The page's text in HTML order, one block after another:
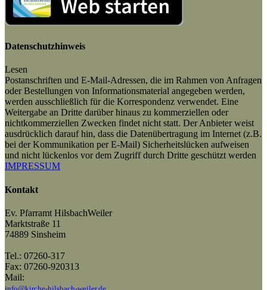
Datenschutzhinweis
Lesen
Postanschriften und E-Mail-Adressen, die im Rahmen von Anfragen
oder Bestellungen von Informationsmaterial angegeben werden,
werden ausschließlich für die Korrespondenz verwendet. Eine
Weitergabe an Dritte darüber hinaus zu kommerziellen oder
nichtkommerziellen Zwecken findet nicht statt. Der Anbieter weist
ausdrücklich darauf hin, dass die Datenübertragung im Internet (z.B.
bei der Kommunikation per E-Mail) Sicherheitslücken aufweisen
und nicht lückenlos vor dem Zugriff durch Dritte geschützt werden
IMPRESSUM
Kontakt
Ev. Pfarramt HilsbachWeiler
Marktstraße 11
74889 Sinsheim
Tel.: 07260-317
Fax: 07260-920313
Mail: